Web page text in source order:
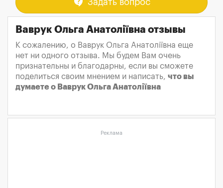
Задать вопрос
Ваврук Ольга Анатоліївна отзывы
К сожалению, о Ваврук Ольга Анатоліївна еще
нет ни одного отзыва. Мы будем Вам очень
признательны и благодарны, если вы сможете
поделиться своим мнением и написать, что вы
думаете о Ваврук Ольга Анатоліївна
Реклама